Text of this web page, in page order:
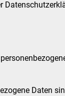
Daten